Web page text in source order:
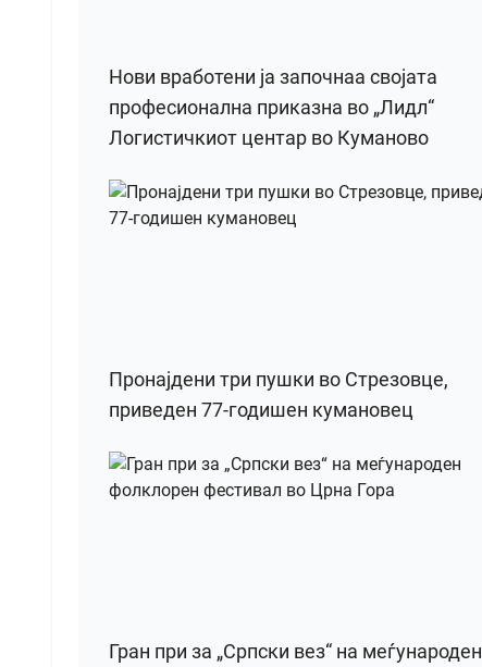
Нови вработени ја започнаа својата
професионална приказна во „Лидл“
Логистичкиот центар во Куманово
Пронајдени три пушки во Стрезовце,
приведен 77-годишен кумановец
Гран при за „Српски вез“ на меѓународен